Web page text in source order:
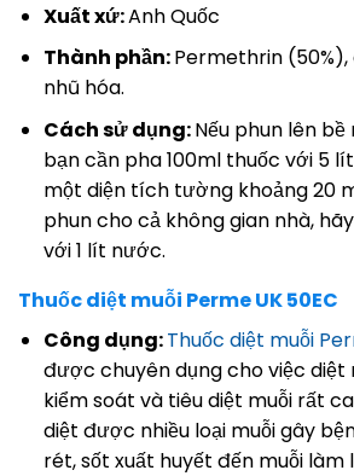
Xuất xứ:Anh Quốc
Thành phần:Permethrin
nhũ hóa.
Cách sử dụng:Nếu phun lên
bạn cần pha 100ml thuốc với 5
một diện tích tường khoảng 20
phun cho cả không gian nhà,
với 1 lít nước.
Thuốc diệt muỗi Perme UK 50EC
Công dụng:Thuốc diệt muỗi
được chuyên dụng cho việc diệt
kiểm soát và tiêu diệt muỗi rất
diệt được nhiều loại muỗi gây
rét, sốt xuất huyết đến muỗi làm